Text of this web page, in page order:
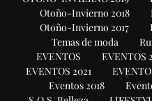
Otoño-Invierno 2018
Otoño-Invierno 2017
Temas de moda
EVENTOS
EVENTOS
EVENTOS 2021
Eventos 2018